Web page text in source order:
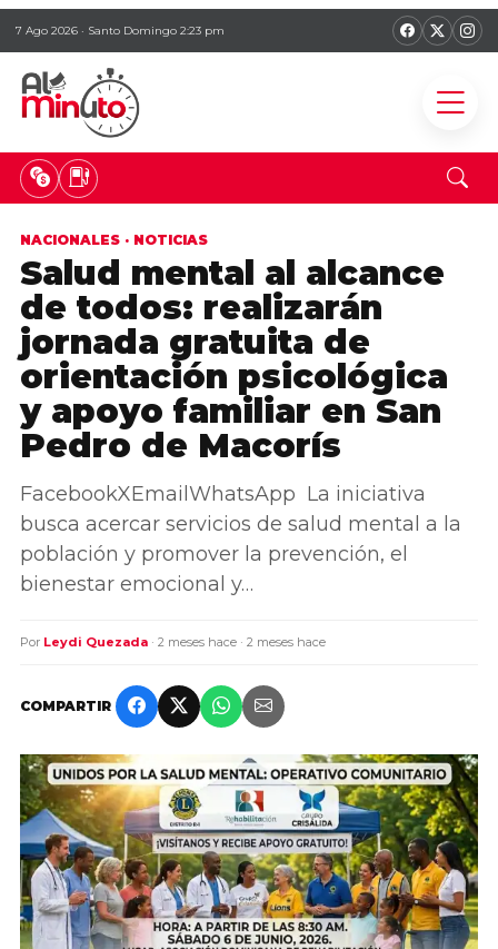
7 Ago 2026 · Santo Domingo 2:23 pm
NACIONALES · NOTICIAS
Salud mental al alcance
de todos: realizarán
jornada gratuita de
orientación psicológica
y apoyo familiar en San
Pedro de Macorís
FacebookXEmailWhatsApp La iniciativa
busca acercar servicios de salud mental a la
población y promover la prevención, el
bienestar emocional y…
Por Leydi Quezada · 2 meses hace · 2 meses hace
COMPARTIR